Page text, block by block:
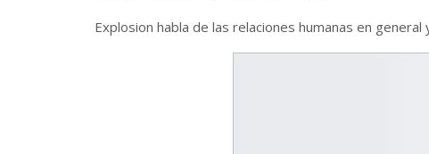
Explosion habla de las relaciones humanas en